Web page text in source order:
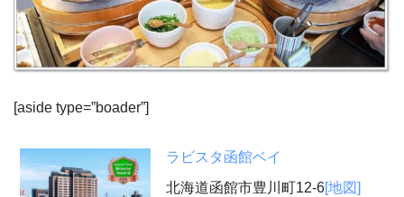
[aside type=”boader”]
ラビスタ函館ベイ
北海道函館市豊川町12-6[地図]